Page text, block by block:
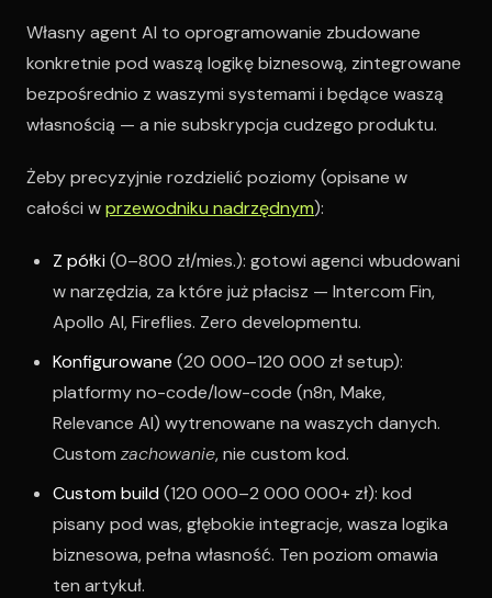
Własny agent AI to oprogramowanie zbudowane
konkretnie pod waszą logikę biznesową, zintegrowane
bezpośrednio z waszymi systemami i będące waszą
własnością — a nie subskrypcja cudzego produktu.
Żeby precyzyjnie rozdzielić poziomy (opisane w
całości wprzewodniku nadrzędnym):
Z półki (0–800 zł/mies.): gotowi agenci wbudowani
w narzędzia, za które już płacisz — Intercom Fin,
Apollo AI, Fireflies. Zero developmentu.
Konfigurowane (20 000–120 000 zł setup):
platformy no-code/low-code (n8n, Make,
Relevance AI) wytrenowane na waszych danych.
Custom zachowanie, nie custom kod.
Custom build (120 000–2 000 000+ zł): kod
pisany pod was, głębokie integracje, wasza logika
biznesowa, pełna własność. Ten poziom omawia
ten artykuł.